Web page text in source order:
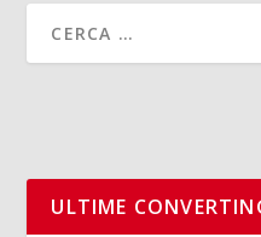
ULTIME